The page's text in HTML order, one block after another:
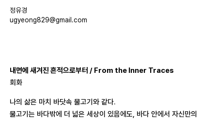
정유경
ugyeong829@gmail.com
내면에 새겨진 흔적으로부터 / From the Inner Traces
회화
나의 삶은 마치 바닷속 물고기와 같다.
물고기는 바다밖에 더 넓은 세상이 있음에도, 바다 안에서 자신만의